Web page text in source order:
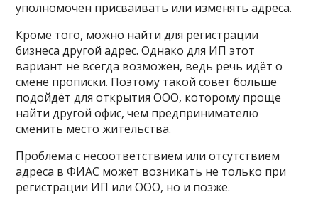
уполномочен присваивать или изменять адреса.
Кроме того, можно найти для регистрации
бизнеса другой адрес. Однако для ИП этот
вариант не всегда возможен, ведь речь идёт о
смене прописки. Поэтому такой совет больше
подойдёт для открытия ООО, которому проще
найти другой офис, чем предпринимателю
сменить место жительства.
Проблема с несоответствием или отсутствием
адреса в ФИАС может возникать не только при
регистрации ИП или ООО, но и позже.